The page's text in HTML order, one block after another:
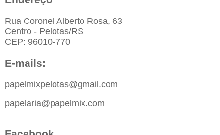
Rua Coronel Alberto Rosa, 63
Centro - Pelotas/RS
CEP: 96010-770
E-mails:
papelmixpelotas@gmail.com
papelaria@papelmix.com